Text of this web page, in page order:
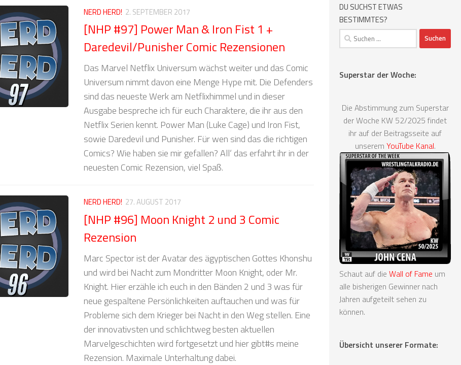
NERD HERD! 2. SEPTEMBER 2017
[NHP #97] Power Man & Iron Fist 1 +
Daredevil/Punisher Comic Rezensionen
Das Marvel Netflix Universum wächst weiter und das Comic
Universum nimmt davon eine Menge Hype mit. Die Defenders
sind das neueste Werk am Netflixhimmel und in dieser
Ausgabe bespreche ich für euch Charaktere, die ihr aus den
Netflix Serien kennt. Power Man (Luke Cage) und Iron Fist,
sowie Daredevil und Punisher. Für wen sind das die richtigen
Comics? Wie haben sie mir gefallen? All‘ das erfahrt ihr in der
neuesten Comic Rezension, viel Spaß.
NERD HERD! 27. AUGUST 2017
[NHP #96] Moon Knight 2 und 3 Comic
Rezension
Marc Spector ist der Avatar des ägyptischen Gottes Khonshu
und wird bei Nacht zum Mondritter Moon Knight, oder Mr.
Knight. Hier erzähle ich euch in den Bänden 2 und 3 was für
neue gespaltene Persönlichkeiten auftauchen und was für
Probleme sich dem Krieger bei Nacht in den Weg stellen. Eine
der innovativsten und schlichtweg besten aktuellen
Marvelgeschichten wird fortgesetzt und hier gibt#s meine
Rezension. Maximale Unterhaltung dabei.
DU SUCHST ETWAS
BESTIMMTES?
Suchen
nach:
Superstar der Woche:
Die Abstimmung zum Superstar
der Woche KW 52/2025 findet
ihr auf der Beitragsseite auf
unserem YouTube Kanal.
Schaut auf die Wall of Fame um
alle bisherigen Gewinner nach
Jahren aufgeteilt sehen zu
können.
Übersicht unserer Formate: